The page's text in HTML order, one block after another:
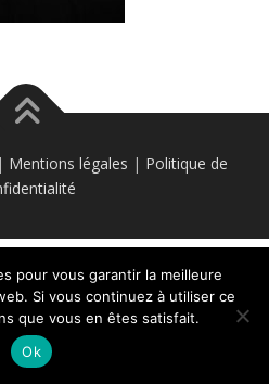
Mentions légales | Politique de
pour vous garantir la meilleure
Si vous continuez à utiliser ce
que vous en êtes satisfait.
Ok